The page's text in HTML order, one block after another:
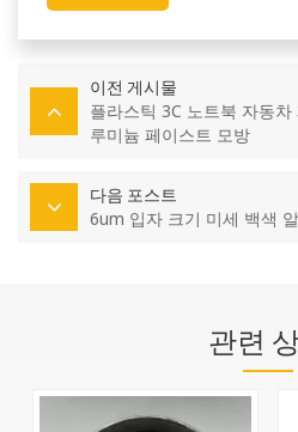
이전 게시물
플라스틱 3C 노트북 자동
루미늄 페이스트 모방
다음 포스트
6um 입자 크기 미세 백색
관련